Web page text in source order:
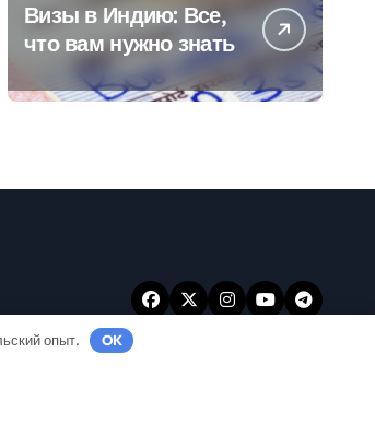
Визы в Индию: Все,
что вам нужно знать
опыт. OK